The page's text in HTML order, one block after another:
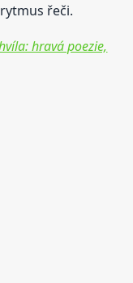
řeči.
hravá poezie,